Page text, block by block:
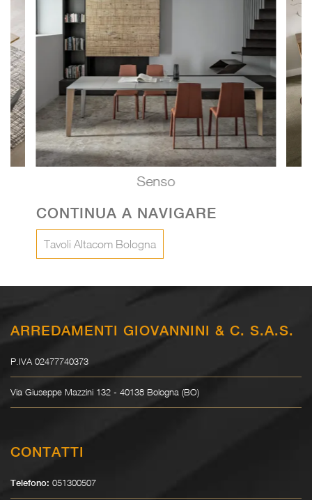
Senso
CONTINUA A NAVIGARE
Tavoli Altacom Bologna
ARREDAMENTI GIOVANNINI & C. S.A.S.
P.IVA 02477740373
Via Giuseppe Mazzini 132 - 40138 Bologna (BO)
CONTATTI
Telefono: 051300507